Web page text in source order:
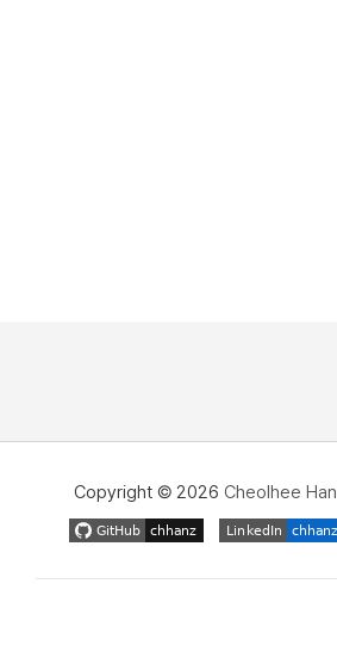
Copyright © 2026 Cheolhee Han